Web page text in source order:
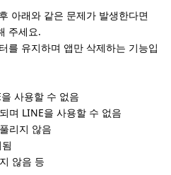
아래와 같은 문제가 발생한다면
주세요.
를 유지하며 앱만 삭제하는 기능입
사용할 수 없음
며 LINE을 사용할 수 없음
리지 않음
않음 등